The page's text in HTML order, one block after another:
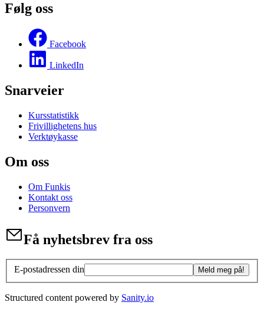
Følg oss
Facebook
LinkedIn
Snarveier
Kursstatistikk
Frivillighetens hus
Verktøykasse
Om oss
Om Funkis
Kontakt oss
Personvern
Få nyhetsbrev fra oss
E-postadressen din Meld meg på!
Structured content powered by Sanity.io